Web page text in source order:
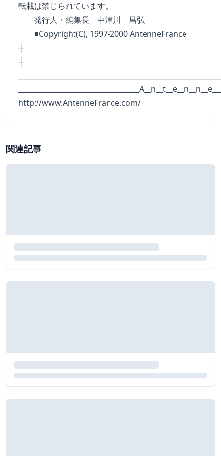
転載は禁じられています。
発行人・編集長 中津川 昌弘
■Copyright(C), 1997-2000 AntenneFrance
┼
http://www.AntenneFrance.com/
関連記事